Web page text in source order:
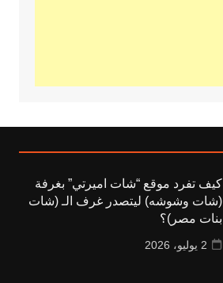
كيف تفرد موقع “شات اميرتي” بغرفة
(شات وشوشه) ليتصدر غرف الـ (شات
بنات مصر)؟
2 يوليو، 2026